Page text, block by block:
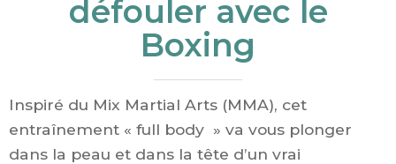
défouler avec le
Boxing
Inspiré du Mix Martial Arts (MMA), cet
entraînement « full body » va vous plonger
dans la peau et dans la tête d’un vrai